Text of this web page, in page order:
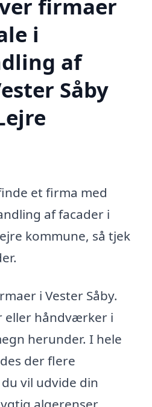
firmaer
i
af
Såby
et firma med
af facader i
kommune, så tjek
i Vester Såby.
eller håndværker i
herunder. I hele
der flere
vil udvide din